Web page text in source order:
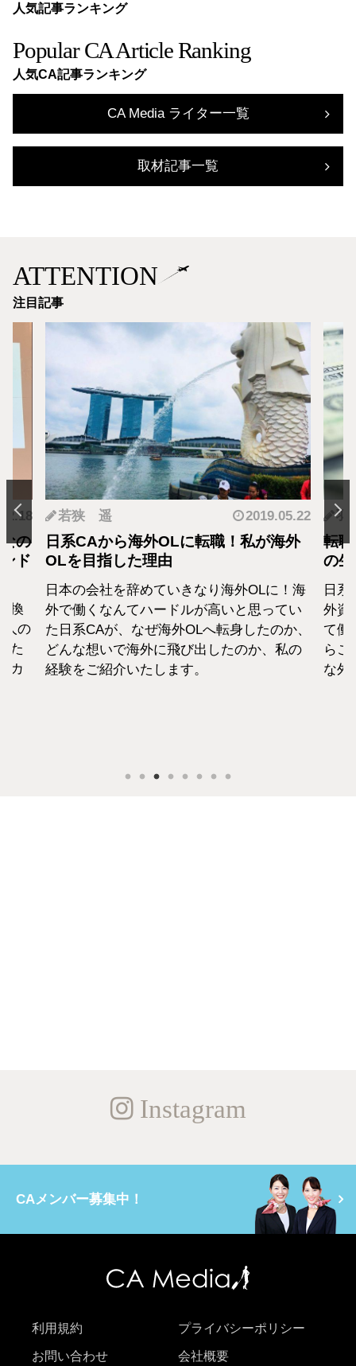
人気記事ランキング
Popular CA Article Ranking
人気CA記事ランキング
CA Media ライター一覧
取材記事一覧
ATTENTION
注目記事
の
ド
換
人の
た
カ
若狭 遥 2019.05.22
日系CAから海外OLに転職！私が海外
OLを目指した理由
日本の会社を辞めていきなり海外OLに！海
外で働くなんてハードルが高いと思ってい
た日系CAが、なぜ海外OLへ転身したのか、
どんな想いで海外に飛び出したのか、私の
経験をご紹介いたします。
羽
転
の
日
外資
て働
らこ
な外
Instagram
CAメンバー募集中！
利用規約 プライバシーポリシー
お問い合わせ 会社概要